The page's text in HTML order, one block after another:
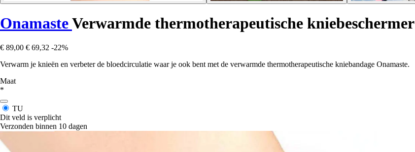
OnamasteVerwarmde thermotherapeutische kniebeschermer
€ 89,00 € 69,32 -22%
Verwarm je knieën en verbeter de bloedcirculatie waar je ook bent met de verwarmde thermotherapeutische kniebandage Onamaste.
Maat
*
TU
Dit veld is verplicht
Verzonden binnen 10 dagen